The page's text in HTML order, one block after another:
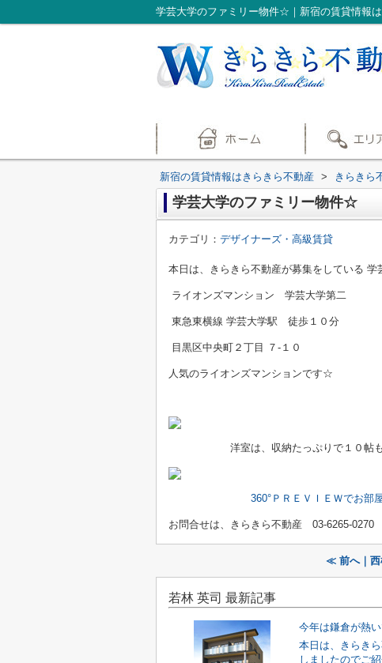
学芸大学のファミリー物件☆｜新宿の賃貸情報
新宿の賃貸情報はきらきら不動産 > きらきら
学芸大学のファミリー物件☆
カテゴリ： デザイナーズ・高級賃貸
本日は、きらきら不動産が募集をしている 学
ライオンズマンション 学芸大学第二
東急東横線 学芸大学駅 徒歩１０分
目黒区中央町２丁目 ７-１０
人気のライオンズマンションです☆
洋室は、収納たっぷりで１０帖もあ
360°ＰＲＥＶＩＥＷでお部
お問合せは、きらきら不動産 03-6265-0270
≪ 前へ｜西
若林 英司 最新記事
今年は鎌倉が熱い
本日は、きらき
しましたのでご